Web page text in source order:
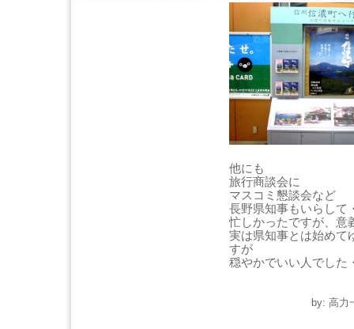
他にも
旅行商談会に
マスコミ懇談会など
長野県知事もいらして
忙しかったですが、意
実は県知事とは始めて
すが
穏やかでいい人でした
by: 高力